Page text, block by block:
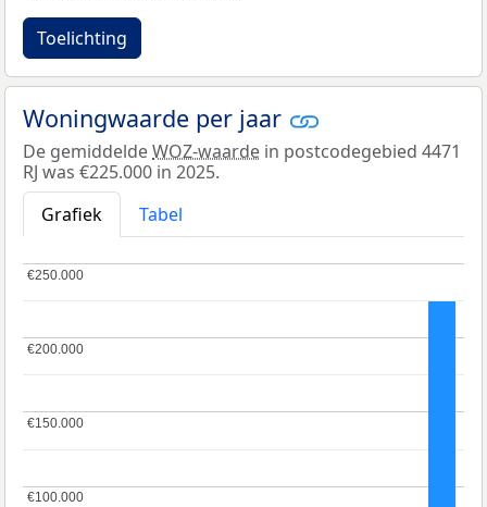
Toelichting
Woningwaarde per jaar
De gemiddeldeWOZ-waarde in postcodegebied 4471
RJ was €225.000 in 2025.
Grafiek
Tabel
€100.000
€100.000
€150.000
€150.000
€200.000
€200.000
€250.000
€250.000